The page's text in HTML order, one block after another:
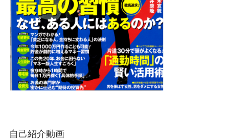
自己紹介動画